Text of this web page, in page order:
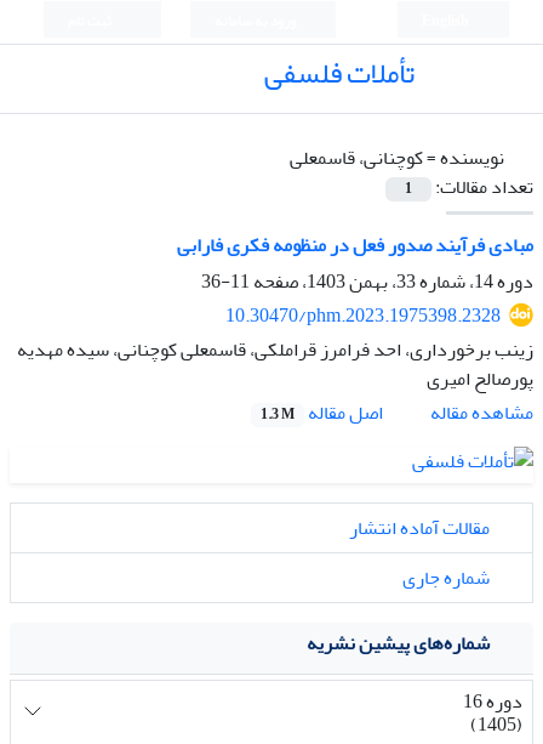
تأملات فلسفی
نویسنده =کوچنانی، قاسمعلی
تعداد مقالات:
1
مبادی فرآیند صدور فعل در منظومه فکری فارابی
دوره 14، شماره 33، بهمن 1403، صفحه
11-36
10.30470/phm.2023.1975398.2328
زینب برخورداری، احد فرامرز قراملکی، قاسمعلی کوچنانی، سیده مهدیه
پورصالح امیری
مشاهده مقاله
اصل مقاله 1.3 M
مقالات آماده انتشار
شماره جاری
شماره‌های پیشین نشریه
دوره 16
(1405)